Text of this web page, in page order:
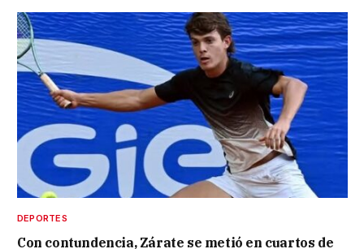
DEPORTES
Con contundencia, Zárate se metió en cuartos de